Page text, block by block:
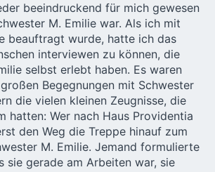
beeindruckend für mich gewesen
M. Emilie war. Als ich mit
beauftragt wurde, hatte ich das
interviewen zu können, die
selbst erlebt haben. Es waren
Begegnungen mit Schwester
die vielen kleinen Zeugnisse, die
hatten: Wer nach Haus Providentia
den Weg die Treppe hinauf zum
M. Emilie. Jemand formulierte
sie gerade am Arbeiten war, sie